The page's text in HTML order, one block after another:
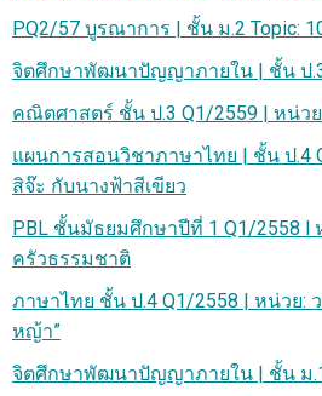
PQ2/57 บูรณาการ | ชั้น ม.2 Topic:
จิตศึกษาพัฒนาปัญญาภายใน | ชั้น ป
คณิตศาสตร์ ชั้น ป.3 Q1/2559 | หน่ว
แผนการสอนวิชาภาษาไทย | ชั้น ป.4
สิจ๊ะ กับนางฟ้าสีเขียว
PBL ชั้นมัธยมศึกษาปีที่ 1 Q1/2558 l
ครัวธรรมชาติ
ภาษาไทย ชั้น ป.4 Q1/2558 | หน่วย:
หญ้า”
จิตศึกษาพัฒนาปัญญาภายใน | ชั้น ม